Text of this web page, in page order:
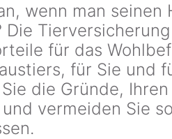
wenn man seinen
für das
für Sie und
die Gründe,
vermeiden Sie